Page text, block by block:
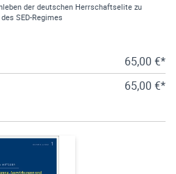
der deutschen Herrschaftselite zu
SED-Regimes
65,00 €*
65,00 €*